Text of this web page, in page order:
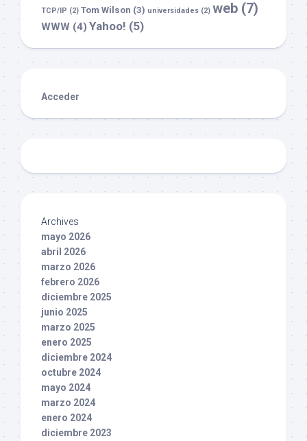
TCP/IP (2) Tom Wilson (3) universidades (2) web (7)
WWW (4)Yahoo! (5)
Acceder
Archives
mayo 2026
abril 2026
marzo 2026
febrero 2026
diciembre 2025
junio 2025
marzo 2025
enero 2025
diciembre 2024
octubre 2024
mayo 2024
marzo 2024
enero 2024
diciembre 2023